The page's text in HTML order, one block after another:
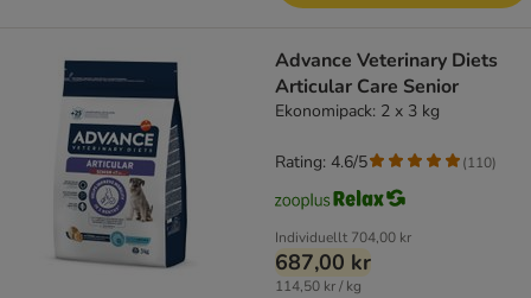
Advance Veterinary Diets
Articular Care Senior
Ekonomipack: 2 x 3 kg
Individuellt 704,00 kr
687,00 kr
114,50 kr / kg
Rating: 4.6/5 (110)